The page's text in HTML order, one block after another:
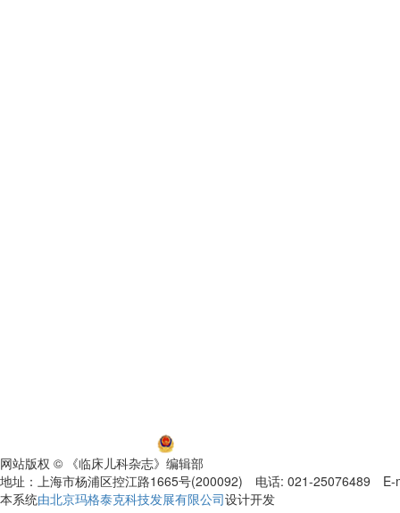
网站版权 © 《临床儿科杂志》编辑部
地址：上海市杨浦区控江路1665号(200092) 电话: 021-25076489 E-
本系统由北京玛格泰克科技发展有限公司设计开发